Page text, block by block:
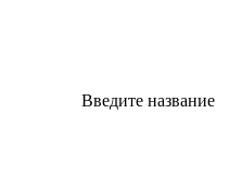
Введите название